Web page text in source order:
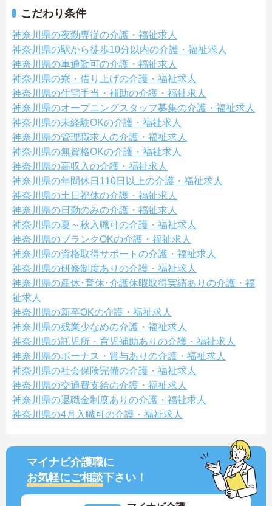
こだわり条件
神奈川県の夜勤専従の介護・福祉求人
神奈川県の駅から徒歩10分以内の介護・福祉求人
神奈川県の車通勤可の介護・福祉求人
神奈川県の寮・借り上げの介護・福祉求人
神奈川県の住宅手当・補助の介護・福祉求人
神奈川県のオープニングスタッフ募集の介護・福祉求人
神奈川県の未経験OKの介護・福祉求人
神奈川県の管理職求人の介護・福祉求人
神奈川県の無資格OKの介護・福祉求人
神奈川県の高収入の介護・福祉求人
神奈川県の年間休日110日以上の介護・福祉求人
神奈川県の土日祝休の介護・福祉求人
神奈川県の日勤のみの介護・福祉求人
神奈川県の夏～秋入職可の介護・福祉求人
神奈川県のブランクOKの介護・福祉求人
神奈川県の資格取得サポートの介護・福祉求人
神奈川県の研修制度ありの介護・福祉求人
神奈川県の産休･育休･介護休暇取得実績ありの介護・福
祉求人
神奈川県の新卒OKの介護・福祉求人
神奈川県の残業少なめの介護・福祉求人
神奈川県の託児所・育児補助ありの介護・福祉求人
神奈川県のボーナス・賞与ありの介護・福祉求人
神奈川県の社会保険完備の介護・福祉求人
神奈川県の交通費支給の介護・福祉求人
神奈川県の退職金制度ありの介護・福祉求人
神奈川県の4月入職可の介護・福祉求人
マイナビ介護職に
お気軽にご相談下さい！